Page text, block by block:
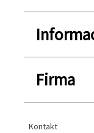
Firma
Kontakt
Kontakt